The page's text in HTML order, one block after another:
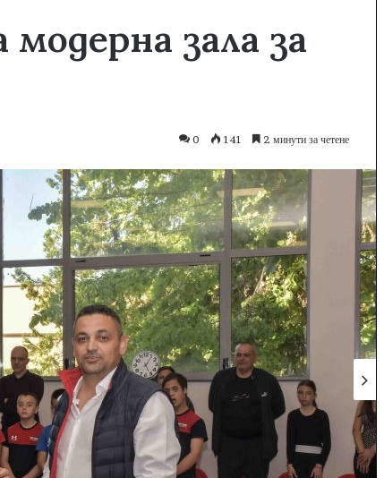
зала за
0 141 2 минути за четене